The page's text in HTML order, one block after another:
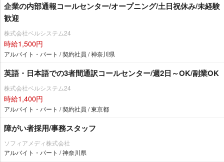
企業の内部通報コールセンター/オープニング/土日祝休み/未経験
歓迎
株式会社ベルシステム24
時給1,500円
アルバイト・パート / 契約社員 / 神奈川県
英語・日本語での3者間通訳コールセンター/週2日～OK/副業OK
株式会社ベルシステム24
時給1,400円
アルバイト・パート / 契約社員 / 東京都
障がい者採用/事務スタッフ
ソフィアメディ株式会社
アルバイト・パート / 神奈川県